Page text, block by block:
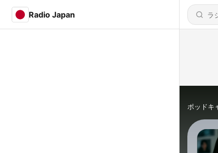
Radio Japan
ポッドキ